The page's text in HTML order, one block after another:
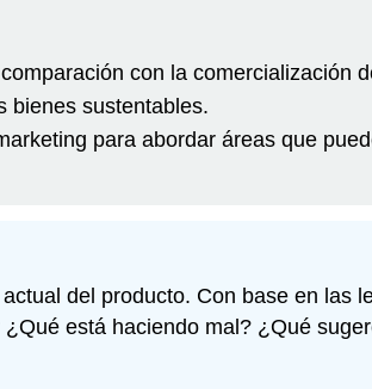
con la comercialización
bienes sustentables.
para abordar áreas que
del producto. Con base en las
está haciendo mal? ¿Qué